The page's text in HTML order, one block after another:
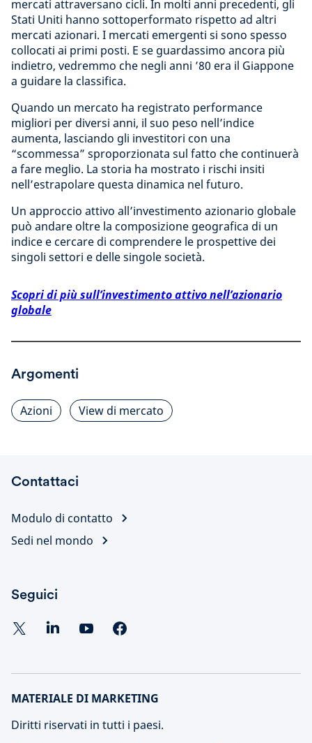
mercati attraversano cicli. In molti anni precedenti, gli
Stati Uniti hanno sottoperformato rispetto ad altri
mercati azionari. I mercati emergenti si sono spesso
collocati ai primi posti. E se guardassimo ancora più
indietro, vedremmo che negli anni ’80 era il Giappone
a guidare la classifica.
Quando un mercato ha registrato performance
migliori per diversi anni, il suo peso nell’indice
aumenta, lasciando gli investitori con una
“scommessa” sproporzionata sul fatto che continuerà
a fare meglio. La storia ha mostrato i rischi insiti
nell’estrapolare questa dinamica nel futuro.
Un approccio attivo all’investimento azionario globale
può andare oltre la composizione geografica di un
indice e cercare di comprendere le prospettive dei
singoli settori e delle singole società.
Scopri di più sull’investimento attivo nell’azionario
globale
Argomenti
Azioni View di mercato
Contattaci
Modulo di contatto
Sedi nel mondo
Seguici
MATERIALE DI MARKETING
Diritti riservati in tutti i paesi.